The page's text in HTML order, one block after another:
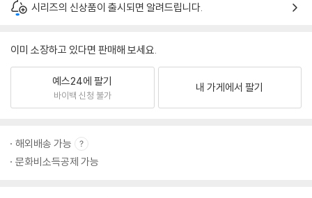
시리즈의 신상품이 출시되면 알려드립니다.
이미 소장하고 있다면 판매해 보세요.
예스24에 팔기
바이백 신청 불가
내 가게에서 팔기
해외배송 가능
문화비소득공제 가능